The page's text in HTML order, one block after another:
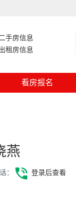
手房信息
租房信息
看房报名
燕
： 登录后查看